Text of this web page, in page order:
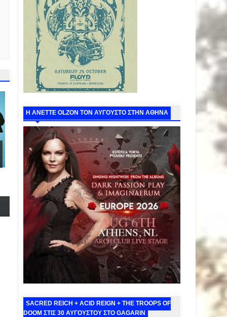
Η ANETTE OLZON ΤΟΝ ΑΥΓΟΥΣΤΟ ΣΤΗΝ ΑΘΗΝΑ
SACRED REICH + ACID REIGN + THE TROOPS OF
DOOM ΣΤΙΣ 30 ΑΥΓΟΥΣΤΟΥ ΣΤΟ GAGARIN